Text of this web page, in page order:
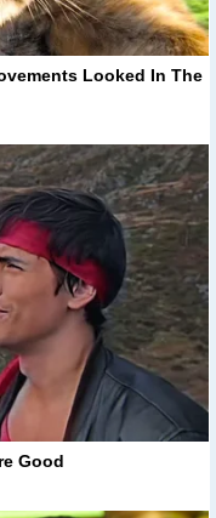
Looked In The
Good